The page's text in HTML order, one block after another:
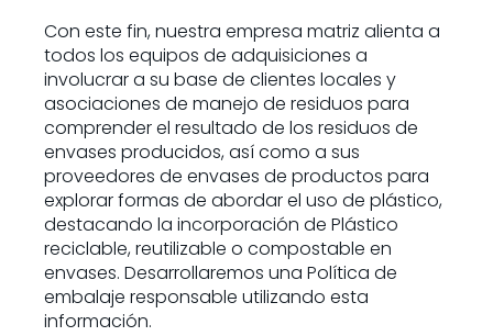
Con este fin, nuestra empresa matriz alienta a
todos los equipos de adquisiciones a
involucrar a su base de clientes locales y
asociaciones de manejo de residuos para
comprender el resultado de los residuos de
envases producidos, así como a sus
proveedores de envases de productos para
explorar formas de abordar el uso de plástico,
destacando la incorporación de Plástico
reciclable, reutilizable o compostable en
envases. Desarrollaremos una Política de
embalaje responsable utilizando esta
información.